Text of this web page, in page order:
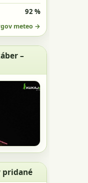
92 %
meteo →
–
pridané